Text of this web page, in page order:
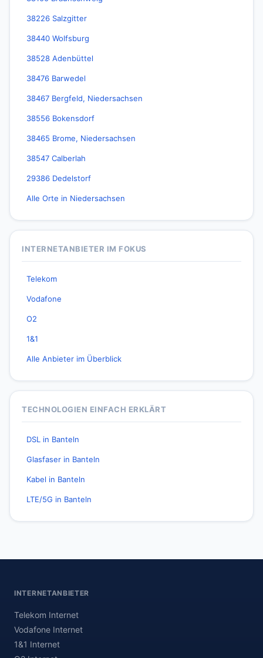
38226 Salzgitter
38440 Wolfsburg
38528 Adenbüttel
38476 Barwedel
38467 Bergfeld, Niedersachsen
38556 Bokensdorf
38465 Brome, Niedersachsen
38547 Calberlah
29386 Dedelstorf
Alle Orte in Niedersachsen
INTERNETANBIETER IM FOKUS
Telekom
Vodafone
O2
1&1
Alle Anbieter im Überblick
TECHNOLOGIEN EINFACH ERKLÄRT
DSL in Banteln
Glasfaser in Banteln
Kabel in Banteln
LTE/5G in Banteln
INTERNETANBIETER
Telekom Internet
Vodafone Internet
1&1 Internet